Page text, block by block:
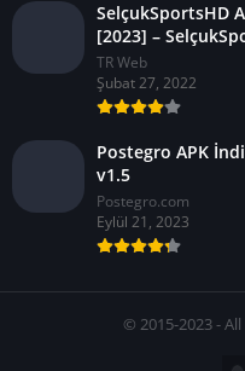
SelçukSportsHD
[2023] –
TR Web
Şubat 27, 2022
Postegro APK
v1.5
Postegro.com
Eylül 21, 2023
© 2015-2023 -